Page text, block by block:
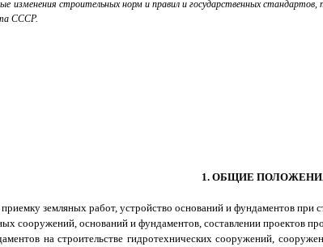
изменения строительных норм и правил и государственных стандартов,
СССР.
1. ОБЩИЕ
земляных работ, устройство оснований и фундаментов
сооружений, оснований и фундаментов, составлении проектов
на строительстве гидротехнических сооружений,